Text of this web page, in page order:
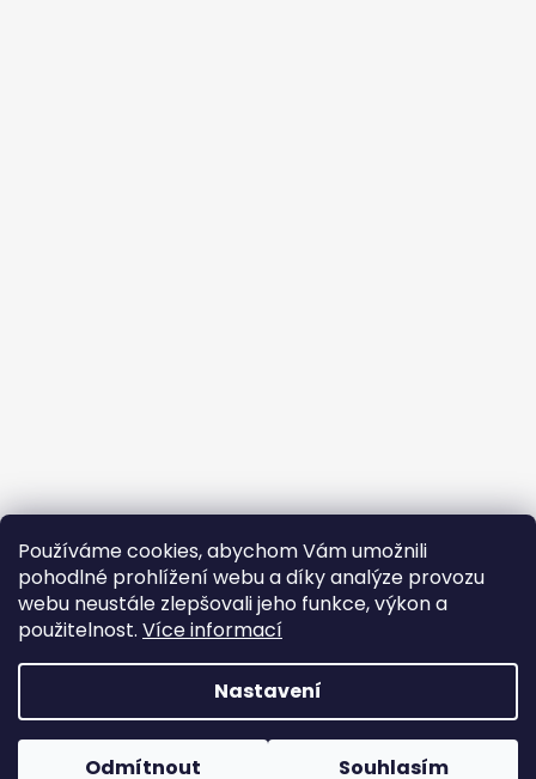
Používáme cookies, abychom Vám umožnili
pohodlné prohlížení webu a díky analýze provozu
webu neustále zlepšovali jeho funkce, výkon a
použitelnost. Více informací
Nastavení
Odmítnout Souhlasím
Copyright 2026Oxybag . Všechna práva vyhrazena.